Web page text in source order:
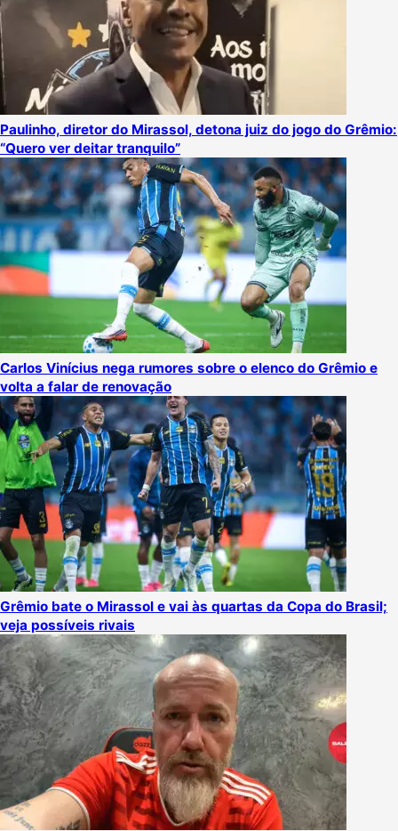
Paulinho, diretor do Mirassol, detona juiz do jogo do Grêmio:
“Quero ver deitar tranquilo”
Carlos Vinícius nega rumores sobre o elenco do Grêmio e
volta a falar de renovação
Grêmio bate o Mirassol e vai às quartas da Copa do Brasil;
veja possíveis rivais